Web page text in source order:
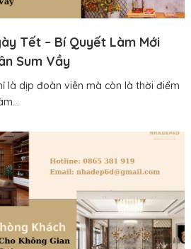
Tết – Bí Quyết Làm Mới
Sum Vầy
là dịp đoàn viên mà còn là thời điểm